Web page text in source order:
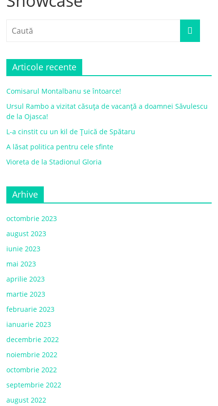
Articole recente
Comisarul Montalbanu se întoarce!
Ursul Rambo a vizitat căsuța de vacanță a doamnei Săvulescu
de la Ojasca!
L-a cinstit cu un kil de Țuică de Spătaru
A lăsat politica pentru cele sfinte
Vioreta de la Stadionul Gloria
Arhive
octombrie 2023
august 2023
iunie 2023
mai 2023
aprilie 2023
martie 2023
februarie 2023
ianuarie 2023
decembrie 2022
noiembrie 2022
octombrie 2022
septembrie 2022
august 2022